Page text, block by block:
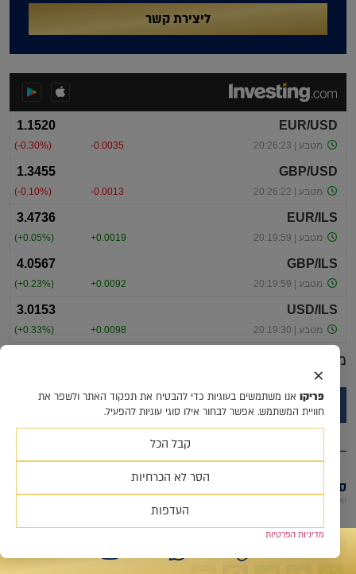
ליצירת קשר
מוגש ע"י
סקירת מחירי מתכות 2.7.2026
יולי 20, 2026
לסקירת מחירי מתכות טבלת מחירי מתכות *המחירים במונחי דולר לטון
×
פריקו אנו משתמשים בעוגיות כדי להבטיח את תפקוד האתר ולשפר את
חוויית המשתמש. אפשר לבחור אילו סוגי עוגיות להפעיל.
קבל הכל
הסר לא הכרחיות
העדפות
מדיניות הפרטיות